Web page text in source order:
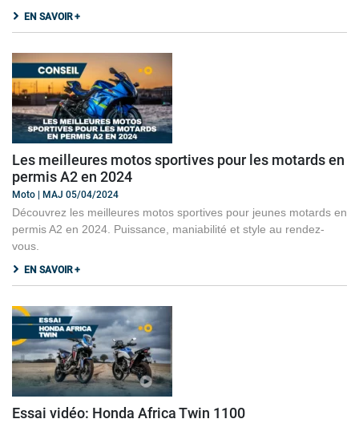
EN SAVOIR +
Les meilleures motos sportives pour les motards en
permis A2 en 2024
Moto | MAJ 05/04/2024
Découvrez les meilleures motos sportives pour jeunes motards en
permis A2 en 2024. Puissance, maniabilité et style au rendez-
vous.
EN SAVOIR +
Essai vidéo: Honda Africa Twin 1100